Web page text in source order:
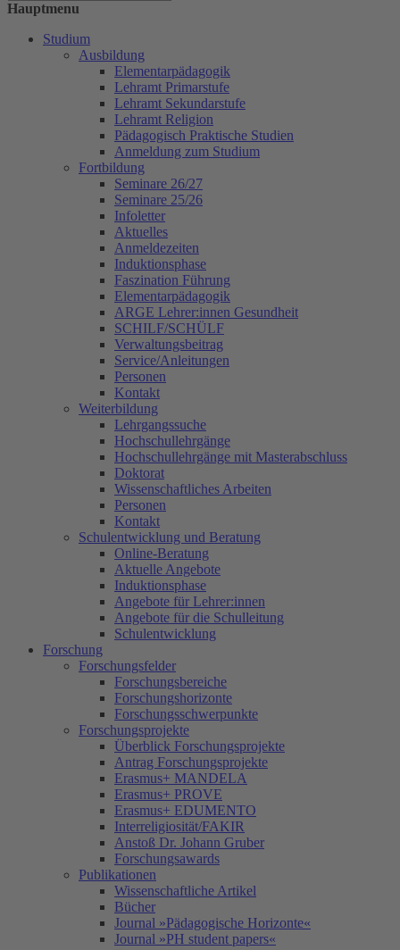
Hauptmenu
Studium
Ausbildung
Elementarpädagogik
Lehramt Primarstufe
Lehramt Sekundarstufe
Lehramt Religion
Pädagogisch Praktische Studien
Anmeldung zum Studium
Fortbildung
Seminare 26/27
Seminare 25/26
Infoletter
Aktuelles
Anmeldezeiten
Induktionsphase
Faszination Führung
Elementarpädagogik
ARGE Lehrer:innen Gesundheit
SCHILF/SCHÜLF
Verwaltungsbeitrag
Service/Anleitungen
Personen
Kontakt
Weiterbildung
Lehrgangssuche
Hochschullehrgänge
Hochschullehrgänge mit Masterabschluss
Doktorat
Wissenschaftliches Arbeiten
Personen
Kontakt
Schulentwicklung und Beratung
Online-Beratung
Aktuelle Angebote
Induktionsphase
Angebote für Lehrer:innen
Angebote für die Schulleitung
Schulentwicklung
Forschung
Forschungsfelder
Forschungsbereiche
Forschungshorizonte
Forschungsschwerpunkte
Forschungsprojekte
Überblick Forschungsprojekte
Antrag Forschungsprojekte
Erasmus+ MANDELA
Erasmus+ PROVE
Erasmus+ EDUMENTO
Interreligiosität/FAKIR
Anstoß Dr. Johann Gruber
Forschungsawards
Publikationen
Wissenschaftliche Artikel
Bücher
Journal »Pädagogische Horizonte«
Journal »PH student papers«